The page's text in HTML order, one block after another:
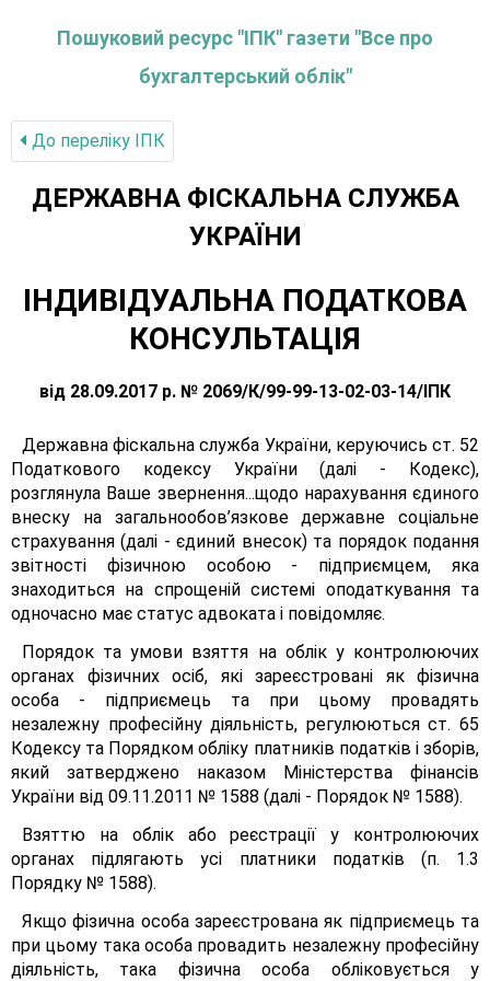
Пошуковий ресурс "ІПК" газети "Все про
бухгалтерський облік"
До переліку IПК
ДЕРЖАВНА ФІСКАЛЬНА СЛУЖБА
УКРАЇНИ
ІНДИВІДУАЛЬНА ПОДАТКОВА
КОНСУЛЬТАЦІЯ
від 28.09.2017 р. № 2069/К/99-99-13-02-03-14/ІПК
Державна фіскальна служба України, керуючись ст. 52
Податкового кодексу України (далі - Кодекс),
розглянула Ваше звернення...щодо нарахування єдиного
внеску на загальнообов’язкове державне соціальне
страхування (далі - єдиний внесок) та порядок подання
звітності фізичною особою - підприємцем, яка
знаходиться на спрощеній системі оподаткування та
одночасно має статус адвоката і повідомляє.
Порядок та умови взяття на облік у контролюючих
органах фізичних осіб, які зареєстровані як фізична
особа - підприємець та при цьому провадять
незалежну професійну діяльність, регулюються ст. 65
Кодексу та Порядком обліку платників податків і зборів,
який затверджено наказом Міністерства фінансів
України від 09.11.2011 № 1588 (далі - Порядок № 1588).
Взяттю на облік або реєстрації у контролюючих
органах підлягають усі платники податків (п. 1.3
Порядку № 1588).
Якщо фізична особа зареєстрована як підприємець та
при цьому така особа провадить незалежну професійну
діяльність, така фізична особа обліковується у